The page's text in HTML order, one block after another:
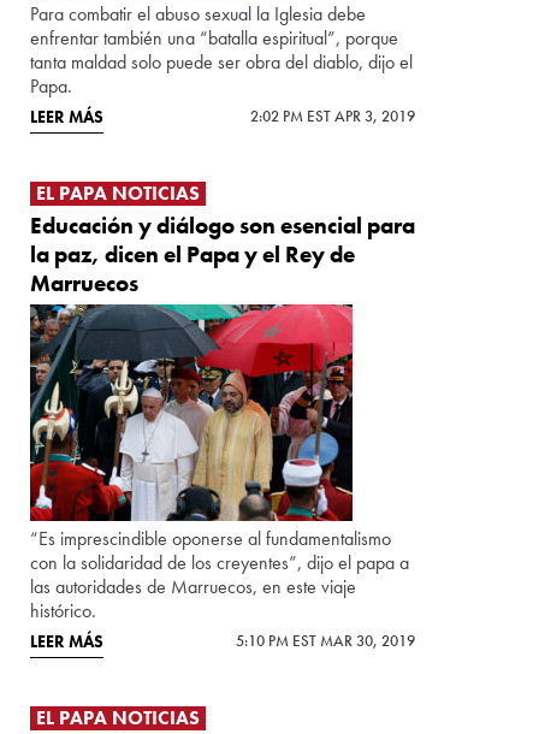
Para combatir el abuso sexual la Iglesia debe
enfrentar también una “batalla espiritual”, porque
tanta maldad solo puede ser obra del diablo, dijo el
Papa.
LEER MÁS 2:02 PM EST APR 3, 2019
EL PAPA NOTICIAS
Educación y diálogo son esencial para
la paz, dicen el Papa y el Rey de
Marruecos
“Es imprescindible oponerse al fundamentalismo
con la solidaridad de los creyentes”, dijo el papa a
las autoridades de Marruecos, en este viaje
histórico.
LEER MÁS 5:10 PM EST MAR 30, 2019
EL PAPA NOTICIAS